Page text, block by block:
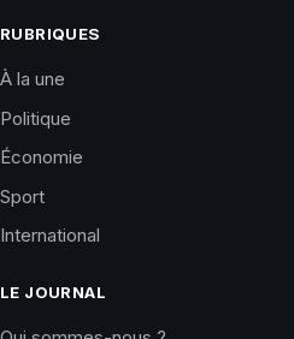
RUBRIQUES
À la une
Politique
Économie
Sport
International
LE JOURNAL